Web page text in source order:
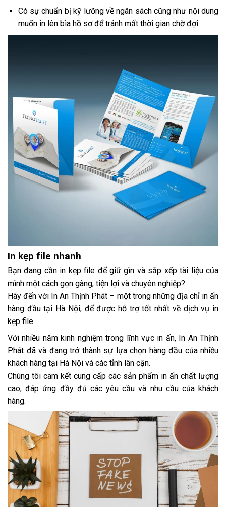
Có sự chuẩn bị kỹ lưỡng về ngân sách cũng như nội dung
muốn in lên bìa hồ sơ để tránh mất thời gian chờ đợi.
In kẹp file nhanh
Bạn đang cần in kẹp file để giữ gìn và sắp xếp tài liệu của
mình một cách gọn gàng, tiện lợi và chuyên nghiệp?
Hãy đến với In An Thịnh Phát – một trong những địa chỉ in ấn
hàng đầu tại Hà Nội; để được hỗ trợ tốt nhất về dịch vụ in
kẹp file.
Với nhiều năm kinh nghiệm trong lĩnh vực in ấn, In An Thịnh
Phát đã và đang trở thành sự lựa chọn hàng đầu của nhiều
khách hàng tại Hà Nội và các tỉnh lân cận.
Chúng tôi cam kết cung cấp các sản phẩm in ấn chất lượng
cao, đáp ứng đầy đủ các yêu cầu và nhu cầu của khách
hàng.